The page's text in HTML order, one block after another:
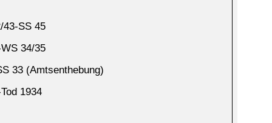
43-SS 45
34/35
33 (Amtsenthebung)
1934